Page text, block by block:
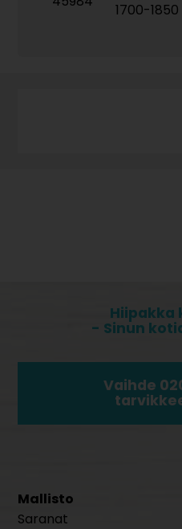
1700-
Hiipakka
- Sinun
Vaihde
Mallisto
Saranat